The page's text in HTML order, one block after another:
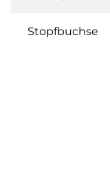
Stopfbuchse